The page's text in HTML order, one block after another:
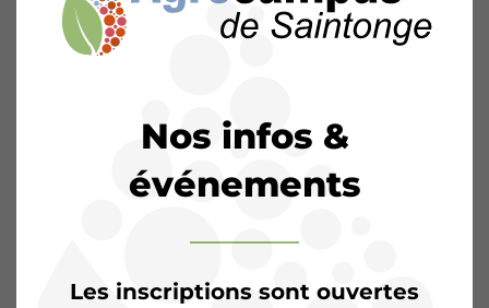
Nos infos &
événements
Les inscriptions sont ouvertes